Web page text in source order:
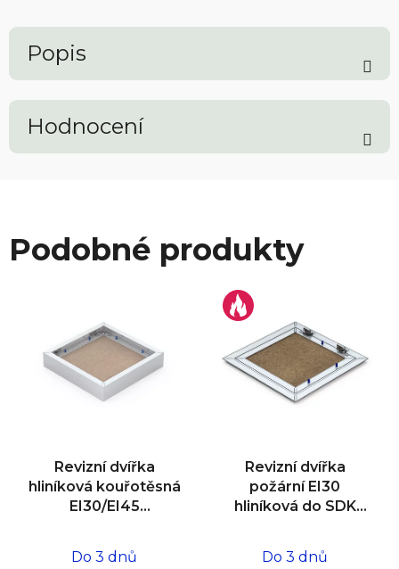
Popis
Hodnocení
Podobné produkty
Revizní dvířka
hliníková kouřotěsná
EI30/EI45
Do 3 dnů
Revizní dvířka
požární EI30
hliníková do SDK
Do 3 dnů